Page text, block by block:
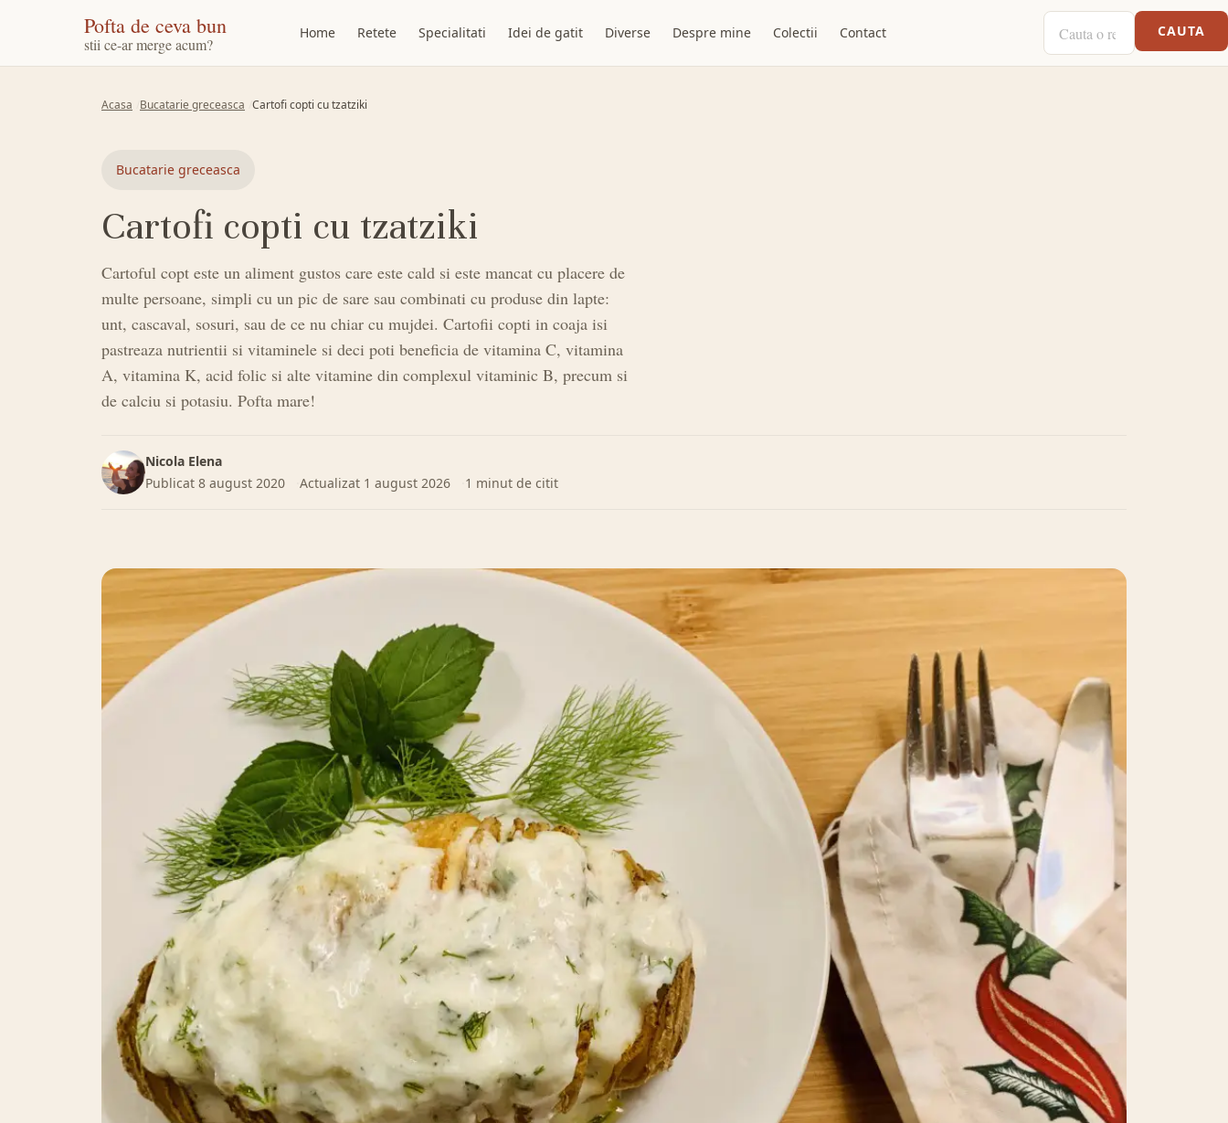
Pofta de ceva bun
stii ce-ar merge acum?
Home Retete Specialitati Idei de gatit Diverse Despre mine Colectii Contact
CAUTA O RETETA
CAUTA
Acasa Bucatarie greceasca Cartofi copti cu tzatziki
Bucatarie greceasca
Cartofi copti cu tzatziki
Cartoful copt este un aliment gustos care este cald si este mancat cu placere de
multe persoane, simpli cu un pic de sare sau combinati cu produse din lapte:
unt, cascaval, sosuri, sau de ce nu chiar cu mujdei. Cartofii copti in coaja isi
pastreaza nutrientii si vitaminele si deci poti beneficia de vitamina C, vitamina
A, vitamina K, acid folic si alte vitamine din complexul vitaminic B, precum si
de calciu si potasiu. Pofta mare!
Nicola Elena
Publicat 8 august 2020 Actualizat 1 august 2026 1 minut de citit